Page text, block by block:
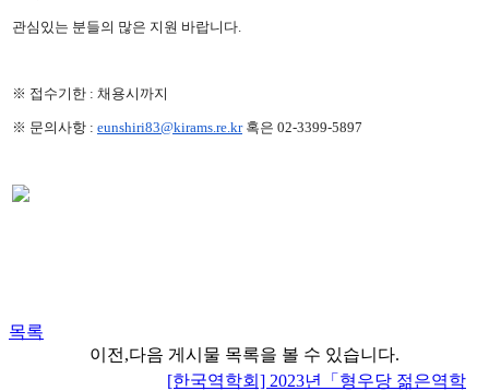
관심있는 분들의 많은 지원 바랍니다.
※ 접수기한 : 채용시까지
※ 문의사항 : eunshiri83@kirams.re.kr혹은 02-3399-5897
목록
이전,다음 게시물 목록을 볼 수 있습니다.
[한국역학회] 2023년「형우당 젊은역학